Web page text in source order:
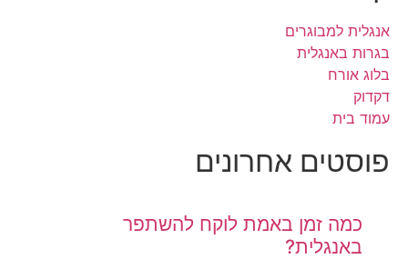
אנגלית למבוגרים
בגרות באנגלית
בלוג אורח
דקדוק
עמוד בית
פוסטים אחרונים
כמה זמן באמת לוקח להשתפר
באנגלית?